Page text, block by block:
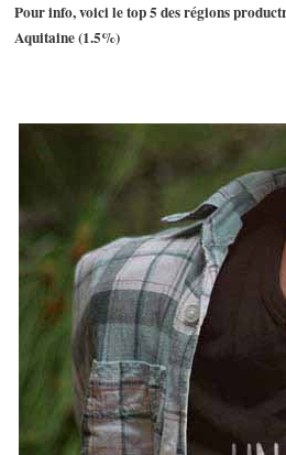
Pour info, voici le top 5 des régions
Aquitaine (1.5%)